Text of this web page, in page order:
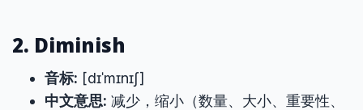
2. Diminish
音标: [dɪˈmɪnɪʃ]
中文意思: 减少，缩小（数量、大小、重要性、